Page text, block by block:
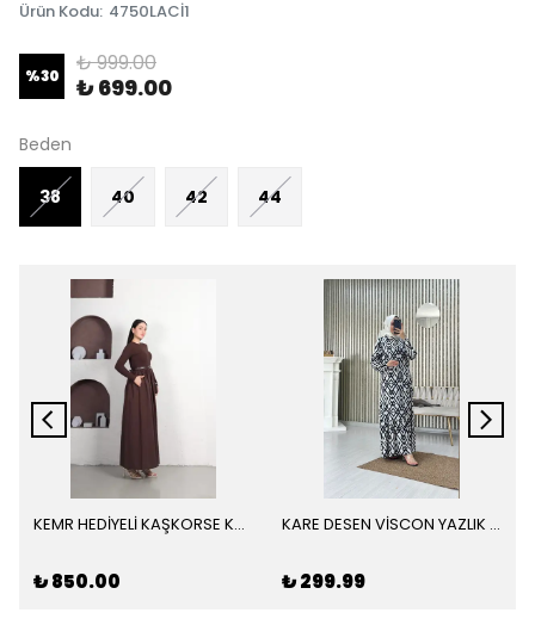
Ürün Kodu: 4750LACİ1
%30 ₺ 999.00
₺ 699.00
Beden
38 40 42 44
KEMR HEDİYELİ KAŞKORSE KOMBİN TERİKATON TREND ELBİSE
₺ 850.00
KARE DESEN VİSCON YAZLIK ELBİSE
₺ 299.99